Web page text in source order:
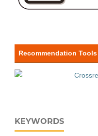
Recommendation Tools
KEYWORDS